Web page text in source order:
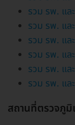
รวม รพ. แล
รวม รพ. แล
รวม รพ. แล
รวม รพ. แล
รวม รพ. แล
รวม รพ. แล
สถานที่ตรวจภูมิ